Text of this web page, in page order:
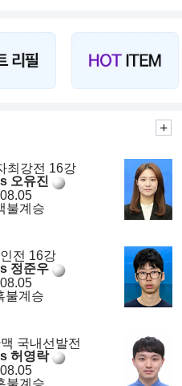
최강전 16강
오유진
불계승
전 16강
정준우
불계승
국내선발전
허영락
불계승